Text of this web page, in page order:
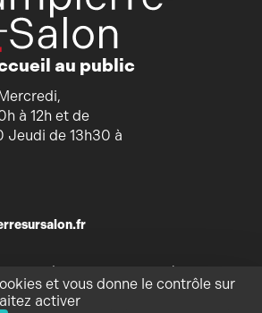
au public
à 12h et de
Jeudi de 13h30 à
Mairie de Dampierre-sur-Salon - Tous
Torop.Net- Site mis à jour avec
-Politique de confidentialité
et vous donne le contrôle sur
activer